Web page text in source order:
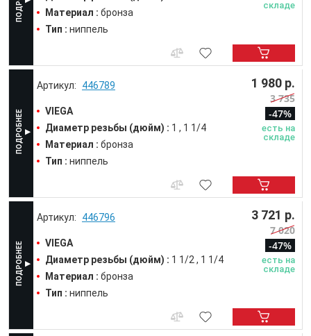
Материал : бронза
Тип : ниппель
складе
446789
VIEGA
Диаметр резьбы (дюйм) : 1
1 1/4
Материал : бронза
Тип : ниппель
1 980 р.
3 735
-47%
есть на
складе
446796
VIEGA
Диаметр резьбы (дюйм) : 1 1/2
1 1/4
Материал : бронза
Тип : ниппель
3 721 р.
7 020
-47%
есть на
складе